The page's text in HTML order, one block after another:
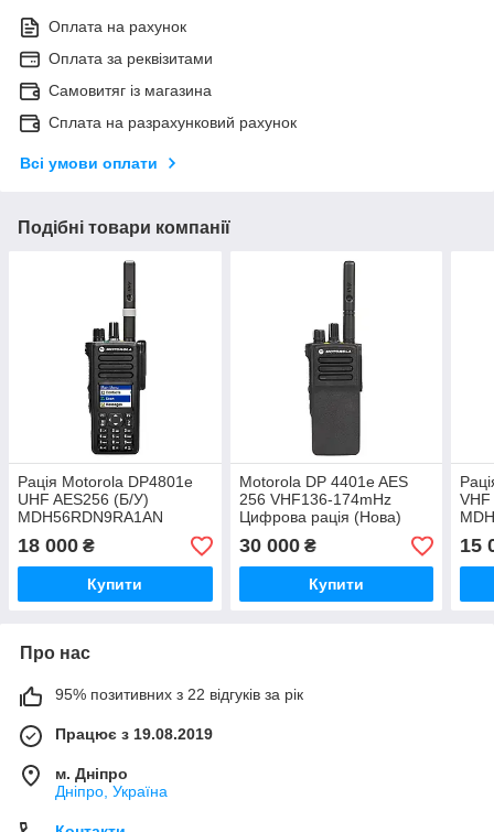
Оплата на рахунок
Оплата за реквізитами
Самовитяг із магазина
Сплата на разрахунковий рахунок
Всі умови оплати
Подібні товари компанії
Рація Motorola DP4801e
UHF AES256 (Б/У)
MDH56RDN9RA1AN
18 000 ₴
Купити
Motorola DP 4401e AES
256 VHF136-174mHz
Цифрова рація (Нова)
MDH56JDC9RA1AN
30 000₴
Купити
VHF
15
Про нас
95% позитивних з 22 відгуків за рік
Працює з 19.08.2019
м. Дніпро
Дніпро, Україна